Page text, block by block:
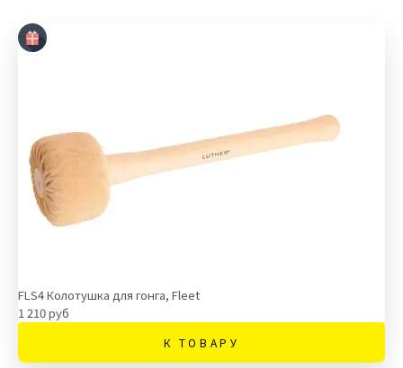
FLS4 Колотушка для гонга, Fleet
1 210 руб
К ТОВАРУ